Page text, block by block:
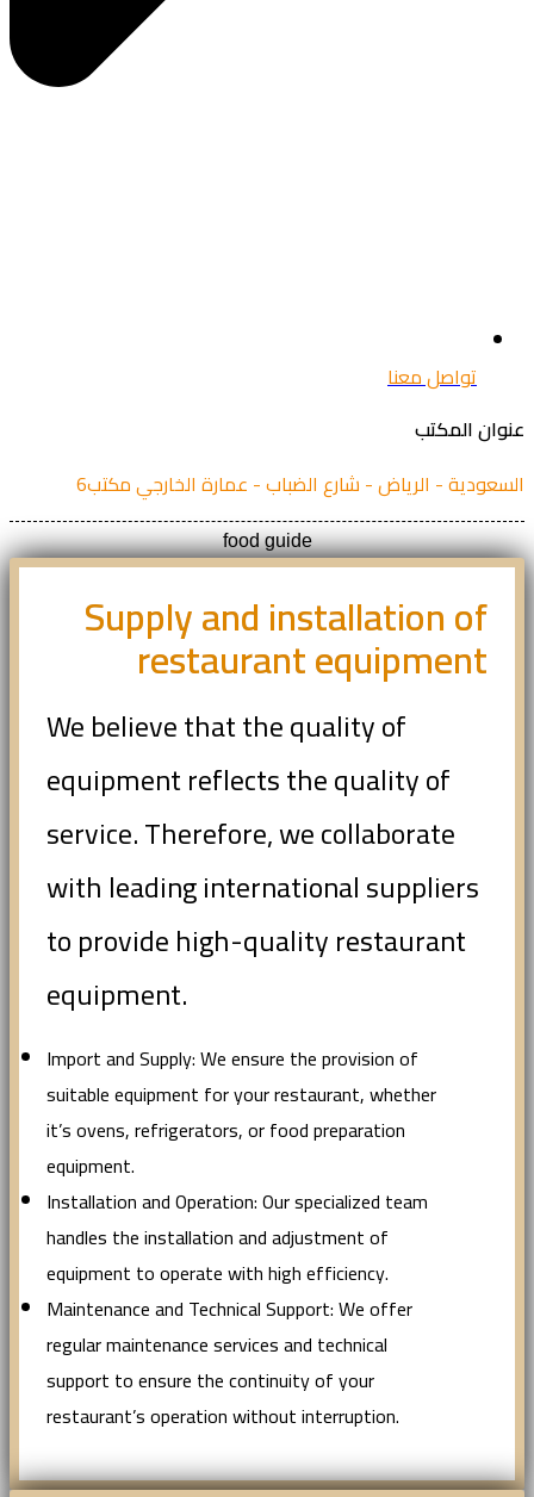
تواصل معنا
المكتب
- الرياض - شارع الضباب - عمارة الخارجي مكتب6
food guide
Supply and installation of
restaurant equipment
We believe that the quality of
equipment reflects the quality of
service. Therefore, we collaborate
with leading international suppliers
to provide high-quality restaurant
equipment.
Import and Supply: We ensure the provision of
suitable equipment for your restaurant, whether
it’s ovens, refrigerators, or food preparation
equipment.
Installation and Operation: Our specialized team
handles the installation and adjustment of
equipment to operate with high efficiency.
Maintenance and Technical Support: We offer
regular maintenance services and technical
support to ensure the continuity of your
restaurant’s operation without interruption.